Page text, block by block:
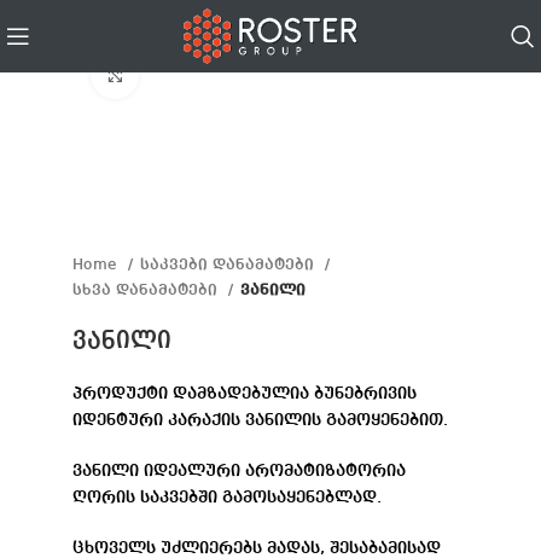
Click to enlarge
Home
საკვები დანამატები
სხვა დანამატები
ვანილი
ვანილი
პროდუქტი დამზადებულია ბუნებრივის
იდენტური კარაქის ვანილის გამოყენებით.
ვანილი იდეალური არომატიზატორია
ღორის საკვებში გამოსაყენებლად.
ცხოველს უძლიერებს მადას, შესაბამისად